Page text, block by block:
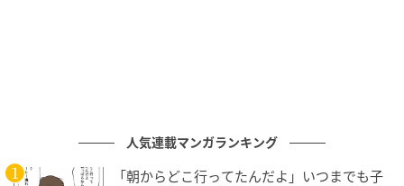
老後は支出が減ると考えられがちです。
人気連載マンガランキング
「朝からどこ行ってたんだよ」いつまでも子